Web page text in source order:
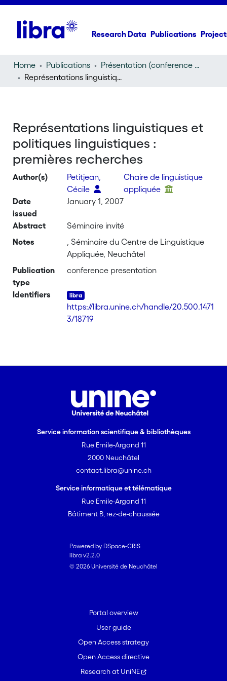
Research Data Publications
Home Publications
Présentation (conference presentation)
Représentations linguistiques et politiques linguistiques : premières recherches
Représentations linguistiques et
politiques linguistiques :
premières recherches
Author(s)
Petitjean,
Cécile
Chaire de linguistique
appliquée
Date
issued
January 1, 2007
Abstract
Séminaire invité
Notes
, Séminaire du Centre de Linguistique
Appliquée, Neuchâtel
Publication
type
conference presentation
Identifiers
https://libra.unine.ch/handle/20.500.1471
3/18719
Service information scientifique & bibliothèques
Rue Emile-Argand 11
2000 Neuchâtel
contact.libra@unine.ch
Service informatique et télématique
Rue Emile-Argand 11
Bâtiment B, rez-de-chaussée
Powered by DSpace-CRIS
libra v2.2.0
© 2026 Université de Neuchâtel
Portal overview
User guide
Open Access strategy
Open Access directive
Research at UniNE